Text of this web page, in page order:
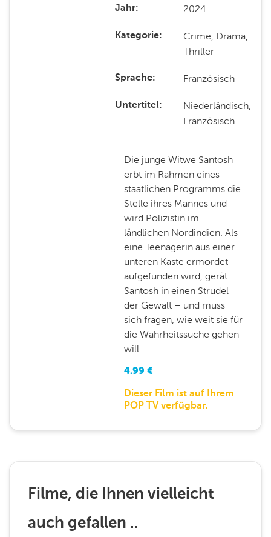
Jahr 2024
Kategorie
Crime, Drama,
Thriller
Sprache Französisch
Untertitel
Niederländisch,
Französisch
Die junge Witwe Santosh
erbt im Rahmen eines
staatlichen Programms die
Stelle ihres Mannes und
wird Polizistin im
ländlichen Nordindien. Als
eine Teenagerin aus einer
unteren Kaste ermordet
aufgefunden wird, gerät
Santosh in einen Strudel
der Gewalt – und muss
sich fragen, wie weit sie für
die Wahrheitssuche gehen
will.
4.99 €
Dieser Film ist auf Ihrem
POP TV verfügbar.
Filme, die Ihnen vielleicht
auch gefallen ..